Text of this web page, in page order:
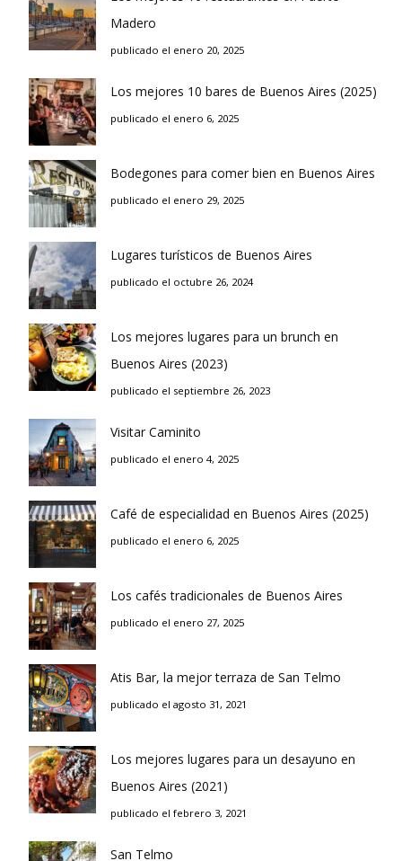
Madero
publicado el enero 20, 2025
Los mejores 10 bares de Buenos Aires (2025)
publicado el enero 6, 2025
Bodegones para comer bien en Buenos Aires
publicado el enero 29, 2025
Lugares turísticos de Buenos Aires
publicado el octubre 26, 2024
Los mejores lugares para un brunch en
Buenos Aires (2023)
publicado el septiembre 26, 2023
Visitar Caminito
publicado el enero 4, 2025
Café de especialidad en Buenos Aires (2025)
publicado el enero 6, 2025
Los cafés tradicionales de Buenos Aires
publicado el enero 27, 2025
Atis Bar, la mejor terraza de San Telmo
publicado el agosto 31, 2021
Los mejores lugares para un desayuno en
Buenos Aires (2021)
publicado el febrero 3, 2021
San Telmo